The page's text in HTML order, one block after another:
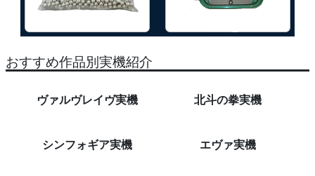
おすすめ作品別実機紹介
ヴァルヴレイヴ実機 北斗の拳実機
シンフォギア実機 エヴァ実機